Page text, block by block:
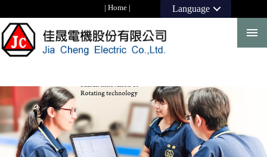
Language
| Home|